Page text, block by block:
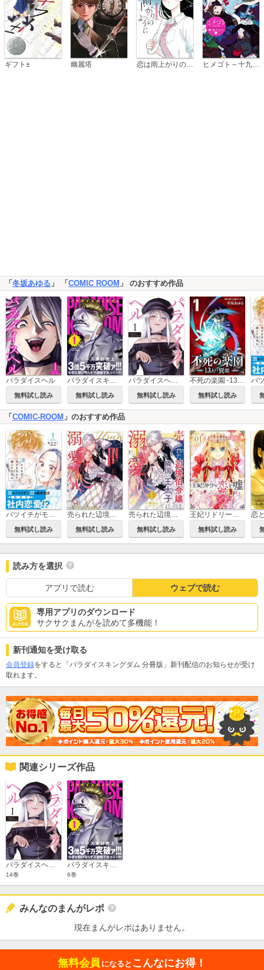
ギフト± 幽麗塔 ヒメゴト～十九歳の制服～
「冬坂あゆる 」 「COMIC ROOM 」 のおすすめ作品
パラダイスヘル
無料試し読み
パラダイスキングダム
無料試し読み
パラダイスヘル 分冊版
無料試し読み
不死の楽園 -13人の異能-
無料試し読み
「 COMIC-ROOM 」のおすすめ作品
バツイチがモテるなんて聞いてません【コミックス版】
無料試し読み
売られた辺境伯令嬢は隣国の王太子に溺愛される【コミックス版】
無料試し読み
売られた辺境伯令嬢は隣国の王太子に溺愛される
無料試し読み
王妃リドリーの恋と嘘 分冊版
無料試し読み
恋
読み方を選択
アプリで読む ウェブで読む
専用アプリのダウンロード
サクサクまんがを読めて多機能！
新刊通知を受け取る
会員登録をすると「パラダイスキングダム 分冊版」新刊配信のお知らせが受け
取れます。
関連シリーズ作品
パラダイスヘル 分冊版
14巻
パラダイスキングダム
6巻
みんなのまんがレポ
現在まんがレポはありません。
無料会員 になると こんなにお得！